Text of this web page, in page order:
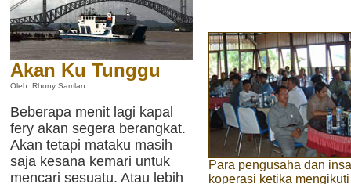
Akan Ku Tunggu
Oleh: Rhony Samlan
Beberapa menit lagi kapal
fery akan segera berangkat.
Akan tetapi mataku masih
saja kesana kemari untuk
mencari sesuatu. Atau lebih
Para pengusaha dan
koperasi ketika mengikuti